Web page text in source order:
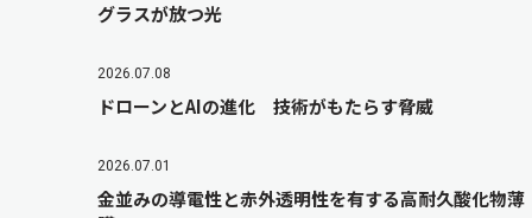
グラスが放つ光
2026.07.08
ドローンとAIの進化 技術がもたらす脅威
2026.07.01
金並みの導電性と赤外透明性を有する高耐久酸化物薄